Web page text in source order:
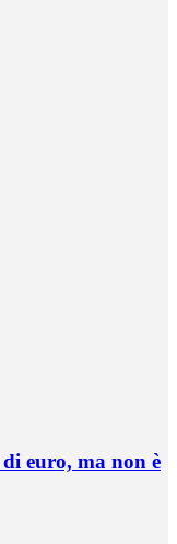
euro, ma non è